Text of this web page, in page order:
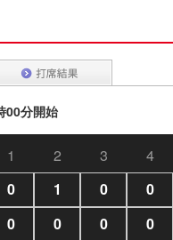
分開始
1 2 3 4
0 1 0 0
0 0 0 0